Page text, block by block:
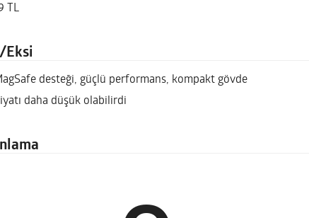
TL
Eksi
desteği, güçlü performans, kompakt gövde
daha düşük olabilirdi